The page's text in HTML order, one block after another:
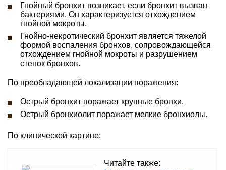
Гнойный бронхит возникает, если бронхит вызван
бактериями. Он характеризуется отхождением
гнойной мокроты.
Гнойно-некротический бронхит является тяжелой
формой воспаления бронхов, сопровождающейся
отхождением гнойной мокроты и разрушением
стенок бронхов.
По преобладающей локализации поражения:
Острый бронхит поражает крупные бронхи.
Острый бронхиолит поражает мелкие бронхиолы.
По клинической картине:
Читайте также: